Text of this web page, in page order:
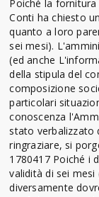
Poiché la
Conti ha chiesto
quanto a loro
sei mesi).
(ed anche
della stipula del
composizione
particolari
conoscenza
stato verbalizzato
ringraziare, si
1780417 Poiché i
validità di sei mesi
diversamente